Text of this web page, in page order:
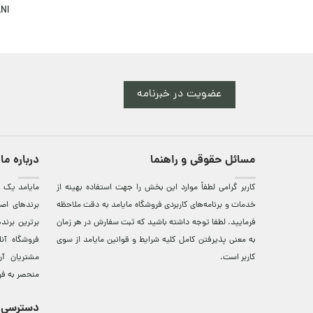
عضویت در خبرنامه
مسائل حقوقی و راهنما
کاربر گرامی لطفاً موارد این بخش را جهت استفاده بهینه از
خدمات و برنامه‌‏های کاربردی فروشگاه مایامد به دقت ملاحظه
فرمایید. لطفا توجه داشته باشید که ثبت سفارش در هر زمان
به معنی پذیرفتن کامل کلیه شرایط و قوانین مایامد از سوی
کاربر است.
درباره ما
مایامد يک
برندهای
برترين‌
فروشگاه
مشتريان
منحصر به